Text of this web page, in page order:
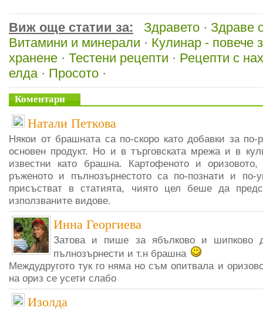
Виж още статии за: Здравето · Здраве
Витамини и минерали · Кулинар - повече
хранене · Тестени рецепти · Рецепти с
елда· Просото ·
Коментари
Натали Петкова
Някои от брашната са по-скоро като добавки за по-
основен продукт. Но и в търговската мрежа и в
известни като брашна. Картофеното и
ръженото и пълнозърнестото са по-познати и по-
присъстват в статията, чиято цел беше да
използваните видове.
Инна Георгиева
Затова и пише за ябълково и шипково
пълнозърнести и т.н брашна
Междудругото тук го няма но съм опитвала и
на ориз се усети слабо
Изолда